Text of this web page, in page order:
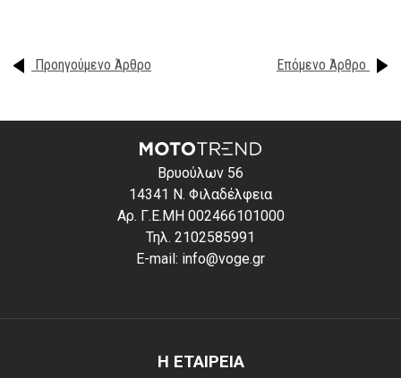
Προηγούμενο Άρθρο Επόμενο Άρθρο
Βρυούλων 56
14341 Ν. Φιλαδέλφεια
Αρ. Γ.Ε.ΜΗ 002466101000
Τηλ. 2102585991
E-mail: info@voge.gr
Η ΕΤΑΙΡΕΙΑ